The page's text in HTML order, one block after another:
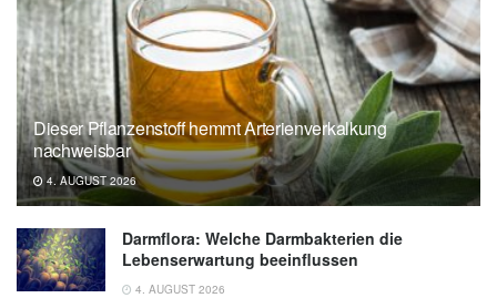
Dieser Pflanzenstoff hemmt Arterienverkalkung
nachweisbar
4. AUGUST 2026
Darmflora: Welche Darmbakterien die
Lebenserwartung beeinflussen
4. AUGUST 2026